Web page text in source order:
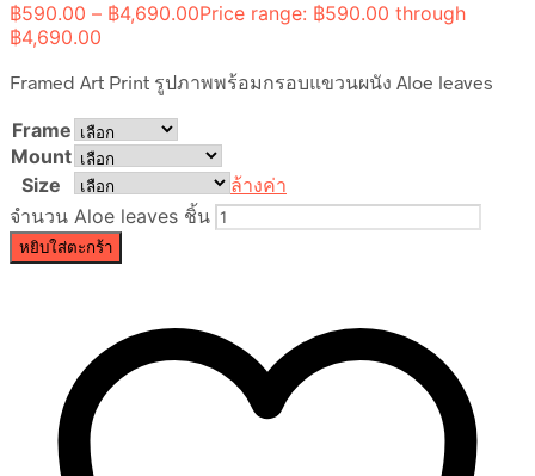
฿590.00 – ฿4,690.00Price range: ฿590.00 through
฿4,690.00
Framed Art Print รูปภาพพร้อมกรอบแขวนผนัง Aloe leaves
Frame
Mount
Size
ล้างค่า
จำนวน Aloe leaves ชิ้น
หยิบใส่ตะกร้า